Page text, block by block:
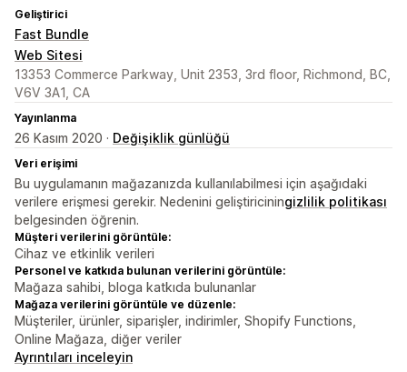
Geliştirici
Fast Bundle
Web Sitesi
13353 Commerce Parkway, Unit 2353, 3rd floor, Richmond, BC,
V6V 3A1, CA
Yayınlanma
26 Kasım 2020 · Değişiklik günlüğü
Veri erişimi
Bu uygulamanın mağazanızda kullanılabilmesi için aşağıdaki
verilere erişmesi gerekir. Nedenini geliştiriciningizlilik politikası
belgesinden öğrenin.
Müşteri verilerini görüntüle:
Cihaz ve etkinlik verileri
Personel ve katkıda bulunan verilerini görüntüle:
Mağaza sahibi, bloga katkıda bulunanlar
Mağaza verilerini görüntüle ve düzenle:
Müşteriler, ürünler, siparişler, indirimler, Shopify Functions,
Online Mağaza, diğer veriler
Ayrıntıları inceleyin